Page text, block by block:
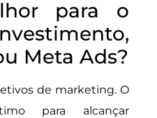
para o
Meta Ads?
de marketing. O
para alcançar